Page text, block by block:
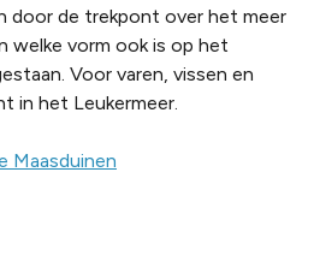
door de trekpont over het meer
welke vorm ook is op het
Voor varen, vissen en
in het Leukermeer.
Maasduinen